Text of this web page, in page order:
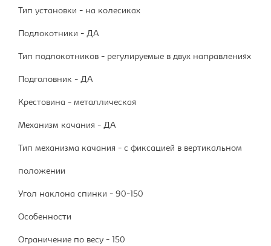
Тип установки - на колесиках
Подлокотники - ДА
Тип подлокотников - регулируемые в двух направлениях
Подголовник - ДА
Крестовина - металлическая
Механизм качания - ДА
Тип механизма качания - с фиксацией в вертикальном
положении
Угол наклона спинки - 90-150
Особенности
Ограничение по весу - 150